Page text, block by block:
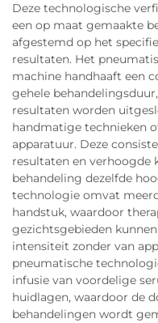
Deze technologische
een op maat gemaakte
afgestemd op het
resultaten. Het
machine handhaaft een
gehele
resultaten worden
handmatige technieken
apparatuur. Deze
resultaten en verhoogde
behandeling dezelfde
technologie omvat
handstuk, waardoor
gezichtsgebieden
intensiteit zonder van
pneumatische
infusie van voordelige
huidlagen, waardoor de
behandelingen wordt